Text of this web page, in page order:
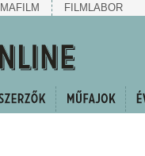
MAFILM FILMLABOR